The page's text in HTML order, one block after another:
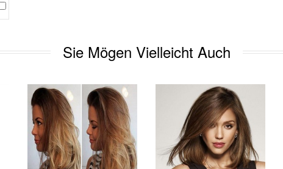
Sie Mögen Vielleicht Auch